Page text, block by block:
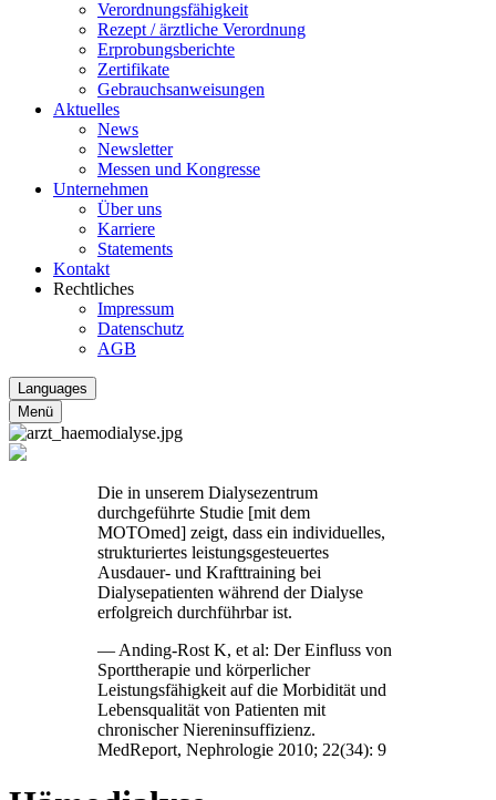
Verordnungsfähigkeit
Rezept / ärztliche Verordnung
Erprobungsberichte
Zertifikate
Gebrauchsanweisungen
Aktuelles
News
Newsletter
Messen und Kongresse
Unternehmen
Über uns
Karriere
Statements
Kontakt
Rechtliches
Impressum
Datenschutz
AGB
Languages
Menü
Die in unserem Dialysezentrum
durchgeführte Studie [mit dem
MOTOmed] zeigt, dass ein individuelles,
strukturiertes leistungsgesteuertes
Ausdauer- und Krafttraining bei
Dialysepatienten während der Dialyse
erfolgreich durchführbar ist.
— Anding-Rost K, et al: Der Einfluss von
Sporttherapie und körperlicher
Leistungsfähigkeit auf die Morbidität und
Lebensqualität von Patienten mit
chronischer Niereninsuffizienz.
MedReport, Nephrologie 2010; 22(34): 9